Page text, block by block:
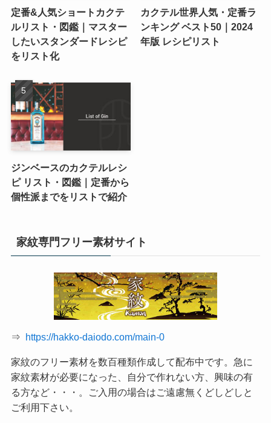
定番&人気ショートカクテ
ルリスト・図鑑｜マスター
したいスタンダードレシピ
をリスト化
カクテル世界人気・定番ラ
ンキング ベスト50｜2024
年版 レシピリスト
ジンベースのカクテルレシ
ピ リスト・図鑑｜定番から
個性派までをリストで紹介
家紋専門フリー素材サイト
⇒ https://hakko-daiodo.com/main-0
家紋のフリー素材を数百種類作成して配布中です。急に
家紋素材が必要になった、自分で作れない方、興味の有
る方など・・・。ご入用の場合はご遠慮無くどしどしと
ご利用下さい。